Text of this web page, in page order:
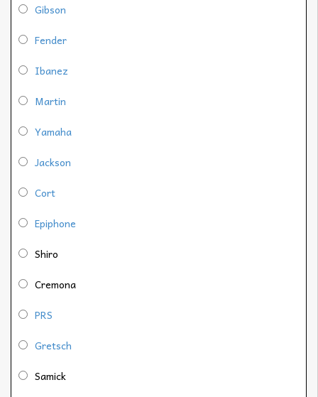
Gibson
Fender
Ibanez
Martin
Yamaha
Jackson
Cort
Epiphone
Shiro
Cremona
PRS
Gretsch
Samick